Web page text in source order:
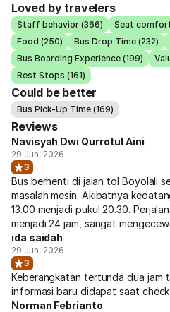
Loved by travelers
Staff behavior (366) Seat
Food (250)
Bus Drop Time (232)
Bus Boarding Experience (199)
Rest Stops (161)
Could be better
Bus Pick-Up Time (169)
Reviews
Navisyah Dwi Qurrotul Aini
29 Jun, 2026
3
Bus berhenti di jalan tol Boyolali
masalah mesin. Akibatnya
13.00 menjadi pukul 20.30.
menjadi 24 jam, sangat
ida saidah
29 Jun, 2026
3
Keberangkatan tertunda dua jam
informasi baru didapat saat
Norman Febrianto